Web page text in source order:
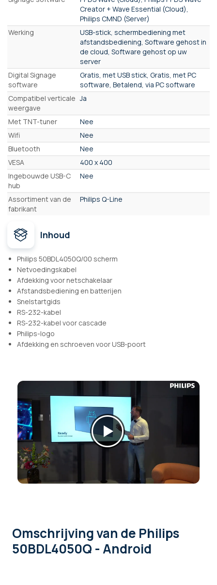
Creator + Wave Essential (Cloud),
Philips CMND (Server)
Werking
USB-stick, schermbediening met
afstandsbediening, Software gehost in
de cloud, Software gehost op uw
server
Digital Signage
software
Gratis, met USB stick, Gratis, met PC
software, Betalend, via PC software
Compatibel verticale
weergave
Ja
Met TNT-tuner
Nee
Wifi
Nee
Bluetooth
Nee
VESA
400 x 400
Ingebouwde USB-C
hub
Nee
Assortiment van de
fabrikant
Philips Q-Line
Inhoud
Philips 50BDL4050Q/00 scherm
Netvoedingskabel
Afdekking voor netschakelaar
Afstandsbediening en batterijen
Snelstartgids
RS-232-kabel
RS-232-kabel voor cascade
Philips-logo
Afdekking en schroeven voor USB-poort
Omschrijvingvan de Philips
50BDL4050Q - Android